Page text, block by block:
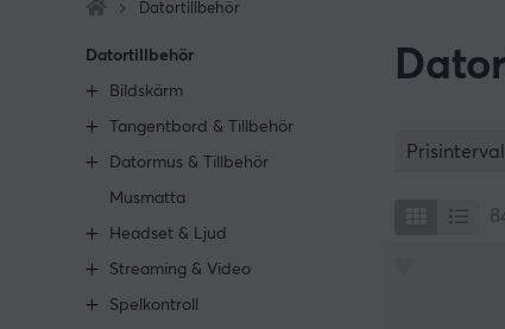
Datortillbehör
Datortillbehör
Bildskärm
Tangentbord & Tillbehör
Datormus & Tillbehör
Musmatta
Headset & Ljud
Streaming & Video
Spelkontroll
Prisintervall